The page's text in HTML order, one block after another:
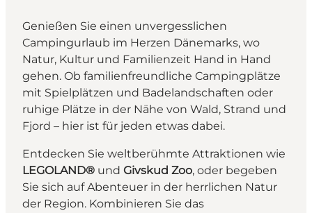
Genießen Sie einen unvergesslichen
Campingurlaub im Herzen Dänemarks, wo
Natur, Kultur und Familienzeit Hand in Hand
gehen. Ob familienfreundliche Campingplätze
mit Spielplätzen und Badelandschaften oder
ruhige Plätze in der Nähe von Wald, Strand und
Fjord – hier ist für jeden etwas dabei.
Entdecken Sie weltberühmte Attraktionen wie
LEGOLAND® und Givskud Zoo, oder begeben
Sie sich auf Abenteuer in der herrlichen Natur
der Region. Kombinieren Sie das